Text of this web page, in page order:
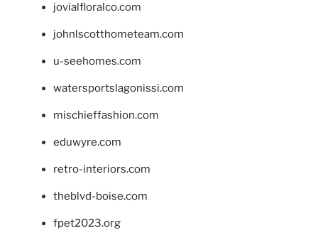
jovialfloralco.com
johnlscotthometeam.com
u-seehomes.com
watersportslagonissi.com
mischieffashion.com
eduwyre.com
retro-interiors.com
theblvd-boise.com
fpet2023.org